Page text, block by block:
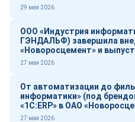
29 мая 2026
ООО «Индустрия
ГЭНДАЛЬФ) завершила
«Новоросцемент» и
27 мая 2026
От автоматизации до фильма. Как ООО
информатики» (под
«1С:ERP» в ОАО
27 мая 2026